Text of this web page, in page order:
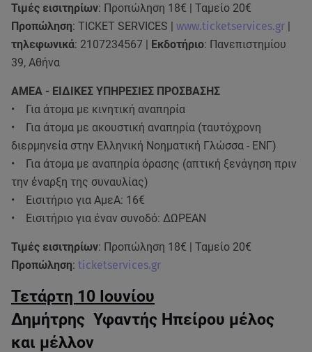
Τιμές εισιτηρίων: Προπώληση 18€ | Ταμείο 20€
Προπώληση: TICKET SERVICES | www.ticketservices.gr |
τηλεφωνικά: 2107234567 | Εκδοτήριο: Πανεπιστημίου
39, Αθήνα
ΑΜΕΑ - ΕΙΔΙΚΕΣ ΥΠΗΡΕΣΙΕΣ ΠΡΟΣΒΑΣΗΣ
• Για άτομα με κινητική αναπηρία
• Για άτομα με ακουστική αναπηρία (ταυτόχρονη
διερμηνεία στην Ελληνική Νοηματική Γλώσσα - ΕΝΓ)
• Για άτομα με αναπηρία όρασης (απτική ξενάγηση πριν
την έναρξη της συναυλίας)
• Εισιτήριο για ΑμεΑ: 16€
• Εισιτήριο για έναν συνοδό: ΔΩΡΕΑΝ
Τιμές εισιτηρίων: Προπώληση 18€ | Ταμείο 20€
Προπώληση: ticketservices.gr
Τετάρτη 10 Ιουνίου
Δημήτρης Υφαντής Ηπείρου μέλος
και μέλλον